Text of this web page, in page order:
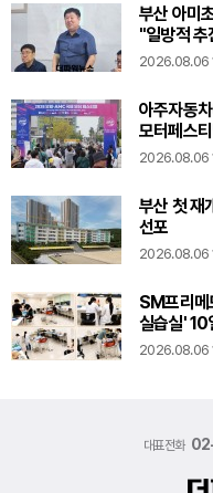
부산 아미
"일방적 추
2026.08.06
아주자동
모터페스
2026.08.06
부산 첫 재
선포
2026.08.06
SM프리메
실습실' 10
2026.08.06
대표전화